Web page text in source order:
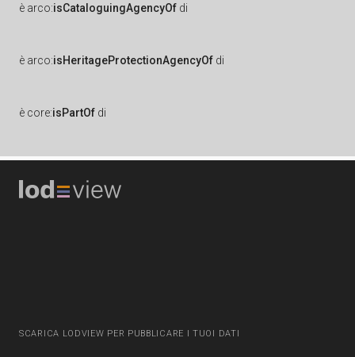
è arco:isCataloguingAgencyOf di
è arco:isHeritageProtectionAgencyOf di
è core:isPartOf di
SCARICA LODVIEW PER PUBBLICARE I TUOI DATI